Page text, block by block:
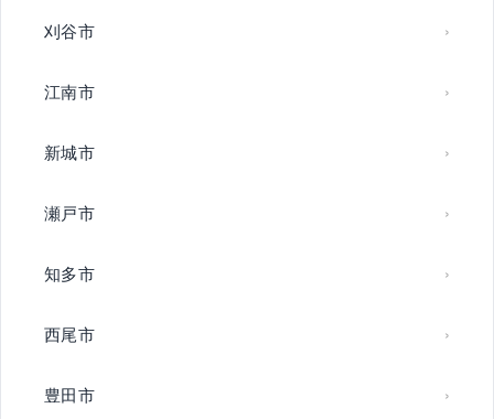
刈谷市
江南市
新城市
瀬戸市
知多市
西尾市
豊田市